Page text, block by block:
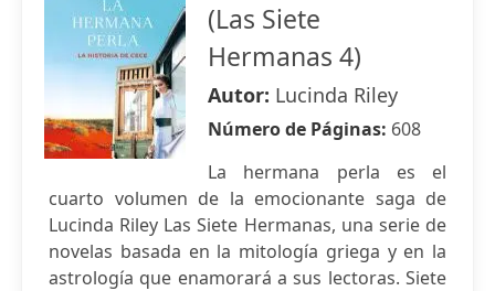
(Las Siete
Hermanas 4)
Autor: Lucinda Riley
Número de Páginas: 608
La hermana perla es el
cuarto volumen de la emocionante saga de
Lucinda Riley Las Siete Hermanas, una serie de
novelas basada en la mitología griega y en la
astrología que enamorará a sus lectoras. Siete